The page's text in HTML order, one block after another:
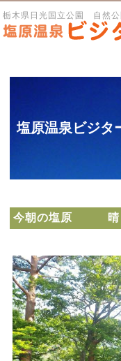
栃木県日光国立公園 自然公
塩原温泉ビジタ
今朝の塩原